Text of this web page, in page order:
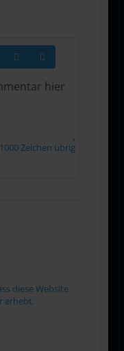
1000Zeichen übrig
diese Website
erhebt.